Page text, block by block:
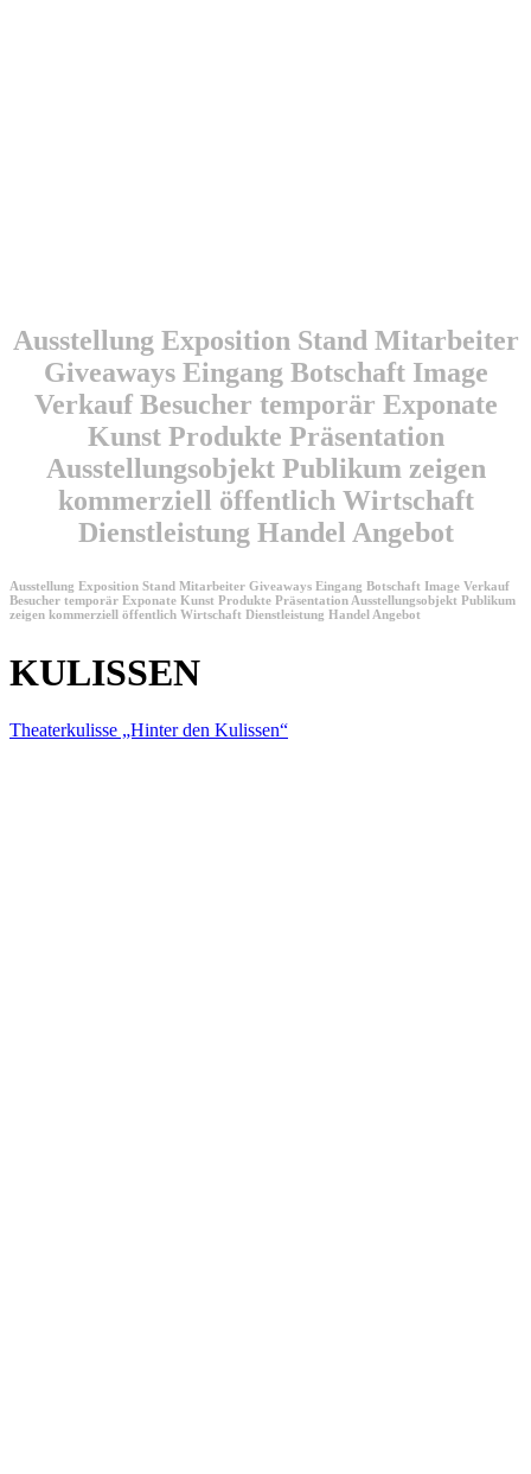
Ausstellung Exposition Stand Mitarbeiter
Giveaways Eingang Botschaft Image
Verkauf Besucher temporär Exponate
Kunst Produkte Präsentation
Ausstellungsobjekt Publikum zeigen
kommerziell öffentlich Wirtschaft
Dienstleistung Handel Angebot
Ausstellung Exposition Stand Mitarbeiter Giveaways Eingang Botschaft Image Verkauf
Besucher temporär Exponate Kunst Produkte Präsentation Ausstellungsobjekt Publikum
zeigen kommerziell öffentlich Wirtschaft Dienstleistung Handel Angebot
KULISSEN
Theaterkulisse „Hinter den Kulissen“